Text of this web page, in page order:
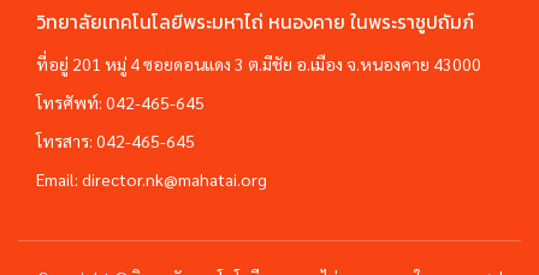
วิทยาลัยเทคโนโลยีพระมหาไถ่ หนองคาย ในพระราชูปถัมภ์
ที่อยู่ 201 หมู่ 4 ซอยดอนแดง 3 ต.มีชัย อ.เมือง จ.หนองคาย 43000
โทรศัพท์: 042-465-645
โทรสาร: 042-465-645
Email: director.nk@mahatai.org